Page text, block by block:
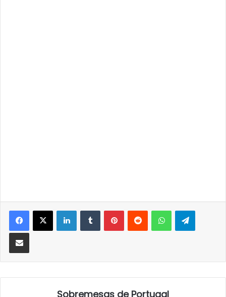
LinkedInTumblrPinterestReddit WhatsApp
Partilhar Via Email
Sobremesas de Portugal